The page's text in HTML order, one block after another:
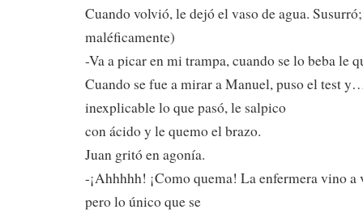
Cuando volvió, le dejó el vaso de agua.
maléficamente)
-Va a picar en mi trampa, cuando se lo beba le
Cuando se fue a mirar a Manuel, puso el test
inexplicable lo que pasó, le salpico
con ácido y le quemo el brazo.
Juan gritó en agonía.
-¡Ahhhhh! ¡Como quema! La enfermera vino a
pero lo único que se